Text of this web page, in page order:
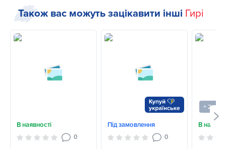
Також вас можуть зацікавити інші Гирі
В наявності
0
Під замовлення
0
+ 2
В